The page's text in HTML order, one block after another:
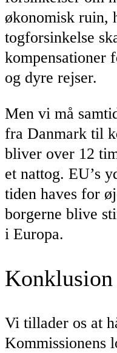
økonomisk ruin,
togforsinkelse
kompensationer
og dyre rejser.
Men vi må
fra Danmark til
bliver over 12
et nattog. EU’s
tiden haves for
borgerne blive
i Europa.
Konklusion
Vi tillader os at
Kommissionens